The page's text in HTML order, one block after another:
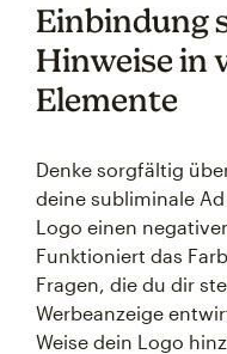
Einbindung
Hinweise in
Elemente
Denke sorgfältig
deine subliminale
Logo einen
Funktioniert das
Fragen, die du dir
Werbeanzeige
Weise dein Logo